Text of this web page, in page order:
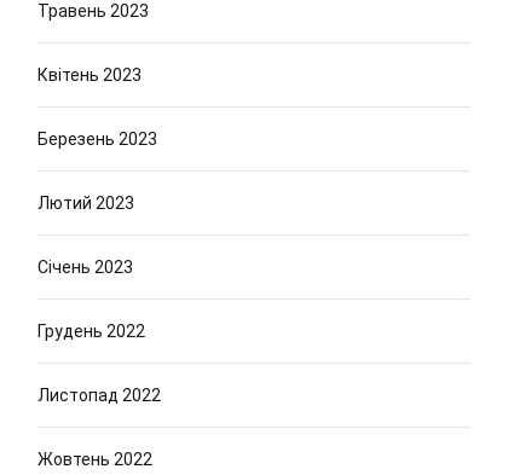
Травень 2023
Квітень 2023
Березень 2023
Лютий 2023
Січень 2023
Грудень 2022
Листопад 2022
Жовтень 2022